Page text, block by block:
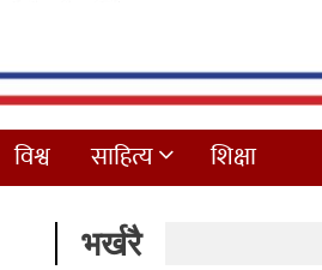
विश्व साहित्य शिक्षा
भर्खरै